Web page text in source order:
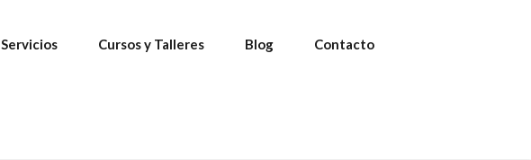
Servicios Cursos y Talleres Blog Contacto